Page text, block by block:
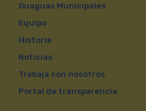
Guaguas Municipales
Equipo
Historia
Noticias
Trabaja con nosotros
Portal de transparencia